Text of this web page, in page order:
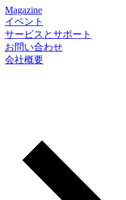
Magazine
イベント
サービスとサポート
お問い合わせ
会社概要